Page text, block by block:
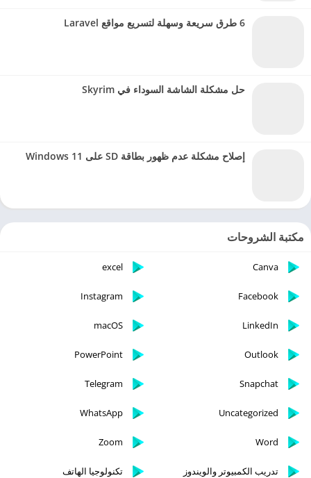
6 طرق سريعة وسهلة لتسريع مواقع Laravel
حل مشكلة الشاشة السوداء في Skyrim
إصلاح مشكلة عدم ظهور بطاقة SD على Windows 11
مكتبة الشروحات
Canva
excel
Facebook
Instagram
LinkedIn
macOS
Outlook
PowerPoint
Snapchat
Telegram
Uncategorized
WhatsApp
Word
Zoom
تدريب الكمبيوتر والويندوز تكنولوجيا الهاتف